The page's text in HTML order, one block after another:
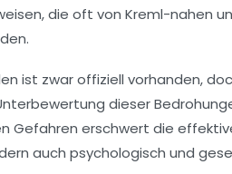
die oft von Kreml-nahen
ist zwar offiziell vorhanden,
dieser
Gefahren erschwert die
auch psychologisch und